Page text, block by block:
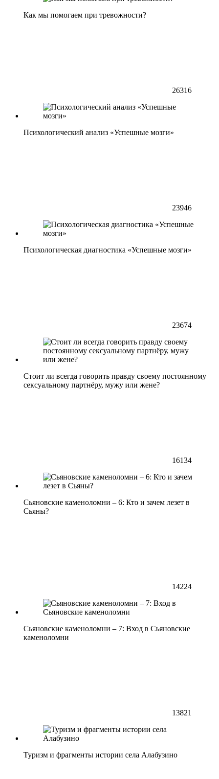
Как мы помогаем при тревожности?
26316
Психологический анализ «Успешные мозги»
23946
Психологическая диагностика «Успешные мозги»
23674
Стоит ли всегда говорить правду своему постоянному
сексуальному партнёру, мужу или жене?
16134
Сьяновские каменоломни – 6: Кто и зачем лезет в
Сьяны?
14224
Сьяновские каменоломни – 7: Вход в Сьяновские
каменоломни
13821
Туризм и фрагменты истории села Алабузино